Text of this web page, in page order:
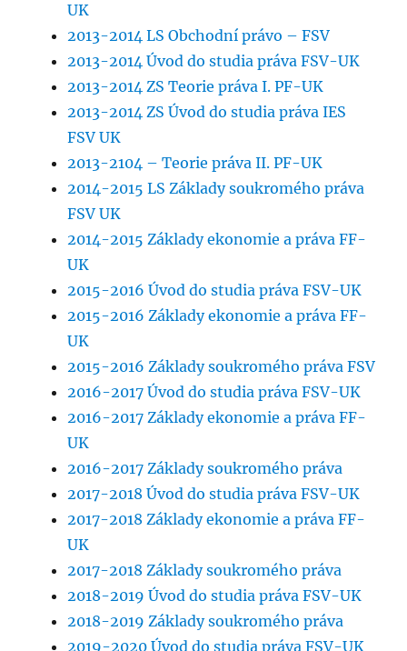
UK
2013-2014 LS Obchodní právo – FSV
2013-2014 Úvod do studia práva FSV-UK
2013-2014 ZS Teorie práva I. PF-UK
2013-2014 ZS Úvod do studia práva IES
FSV UK
2013-2104 – Teorie práva II. PF-UK
2014-2015 LS Základy soukromého práva
FSV UK
2014-2015 Základy ekonomie a práva FF-
UK
2015-2016 Úvod do studia práva FSV-UK
2015-2016 Základy ekonomie a práva FF-
UK
2015-2016 Základy soukromého práva FSV
2016-2017 Úvod do studia práva FSV-UK
2016-2017 Základy ekonomie a práva FF-
UK
2016-2017 Základy soukromého práva
2017-2018 Úvod do studia práva FSV-UK
2017-2018 Základy ekonomie a práva FF-
UK
2017-2018 Základy soukromého práva
2018-2019 Úvod do studia práva FSV-UK
2018-2019 Základy soukromého práva
2019-2020 Úvod do studia práva FSV-UK